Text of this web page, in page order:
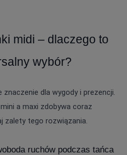
midi – dlaczego to
wybór?
znaczenie dla wygody i prezencji.
a maxi zdobywa coraz
zalety tego rozwiązania.
ruchów podczas tańca